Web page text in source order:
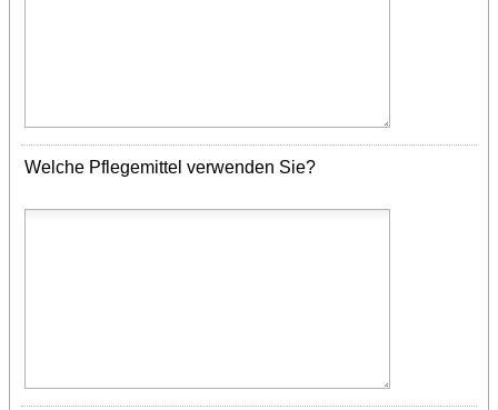
Welche Pflegemittel verwenden Sie?